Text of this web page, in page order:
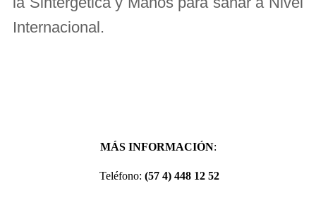
Internacional.
MÁS INFORMACIÓN:
Teléfono: (57 4) 448 12 52